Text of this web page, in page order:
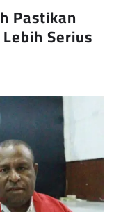
Pastikan
Serius